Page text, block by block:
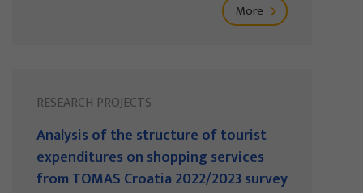
More
RESEARCH PROJECTS
Analysis of the structure of tourist
expenditures on shopping services
from TOMAS Croatia 2022/2023 survey